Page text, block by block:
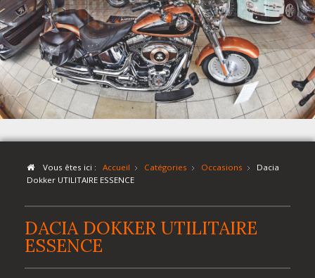
Vous êtes ici : Accueil Catégories Occasions
Dacia
Dokker UTILITAIRE ESSENCE
DACIA DOKKER UTILITAIRE
ESSENCE